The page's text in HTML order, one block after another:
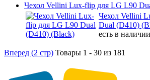
Чехол Vellini Lux-flip для LG L90
Чехол Vellini
Dual (D410)
есть в наличии
Вперед (2 стр) Товары 1 - 30 из 181